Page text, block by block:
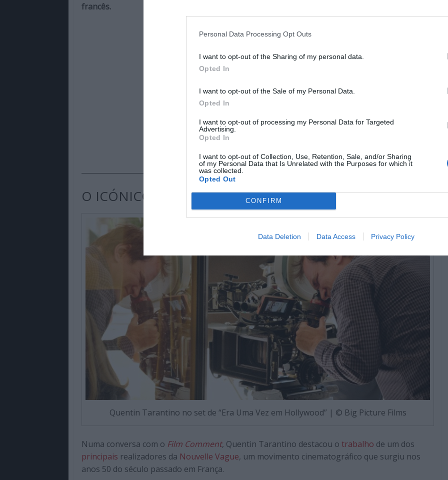
Personal Data Processing Opt Outs
I want to opt-out of the Sharing of my personal data.
Opted In
I want to opt-out of the Sale of my Personal Data.
Opted In
I want to opt-out of processing my Personal Data for Targeted
Advertising.
Opted In
I want to opt-out of Collection, Use, Retention, Sale, and/or Sharing
of my Personal Data that Is Unrelated with the Purposes for which it
was collected.
Opted Out
CONFIRM
Data Deletion Data Access Privacy Policy
francês.
O ICÓNICO REALIZADOR FALOU!
Quentin Tarantino no set de “Era Uma Vez em Hollywood” | © Big Picture Films
Numa conversa com o Film Comment, Quentin Tarantino destacou o trabalho de um dos
principais realizadores da Nouvelle Vague, um movimento cinematográfico que surgiu nos
anos 50 do século passado em França.